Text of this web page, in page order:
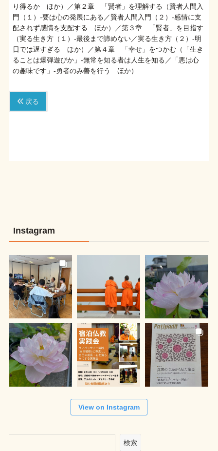
り得るか ほか）／第２章 「賢者」を理解する（賢者人間入
門（１）-要は心の発展にある／賢者人間入門（２）-感情に支
配されず感情を支配する ほか）／第３章 「賢者」を目指す
（実る生き方（１）-最後まで諦めない／実る生き方（２）-明
日では遅すぎる ほか）／第４章 「幸せ」をつかむ（「生き
ることは爆弾遊びか」-無常を知る者は人生を知る／「悪は心
の趣味です」-勇者のみ善を行う ほか）
戻る
Instagram
View on Instagram
検索